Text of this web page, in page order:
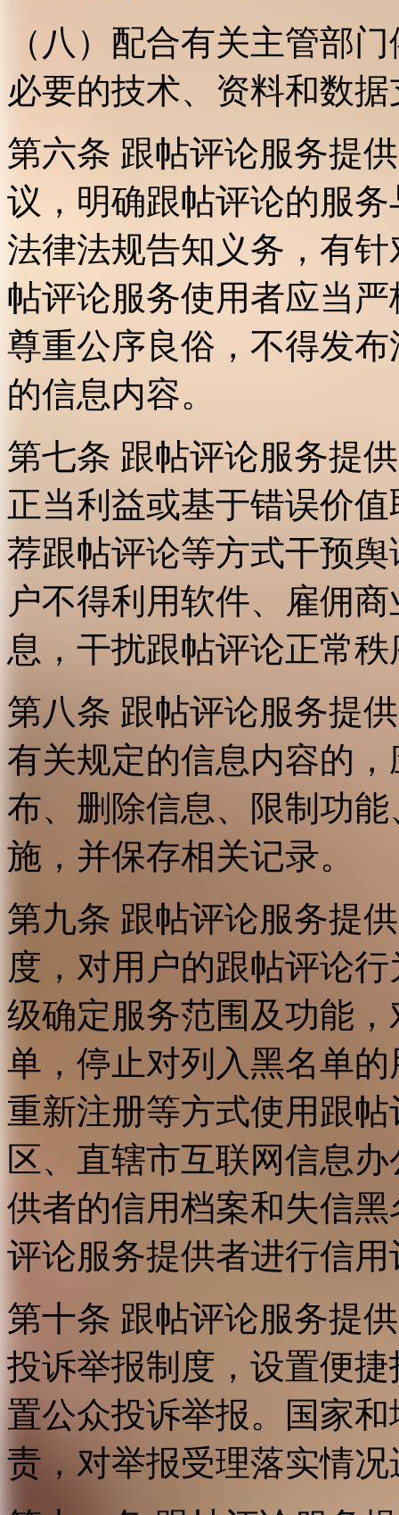
（八）配合有关主管部
必要的技术、资料和数
第六条 跟帖评论服务提
议，明确跟帖评论的服
法律法规告知义务，有
帖评论服务使用者应当
尊重公序良俗，不得发
的信息内容。
第七条 跟帖评论服务提
正当利益或基于错误价
荐跟帖评论等方式干预
户不得利用软件、雇佣
息，干扰跟帖评论正常
第八条 跟帖评论服务提
有关规定的信息内容的
布、删除信息、限制功
施，并保存相关记录。
第九条 跟帖评论服务提
度，对用户的跟帖评论
级确定服务范围及功能
单，停止对列入黑名单
重新注册等方式使用跟
区、直辖市互联网信息
供者的信用档案和失信
评论服务提供者进行信用
第十条 跟帖评论服务提
投诉举报制度，设置便
置公众投诉举报。国家
责，对举报受理落实情